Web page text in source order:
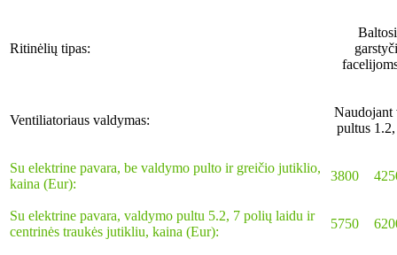
Ritinėlių tipas:
Ventiliatoriaus valdymas:
Naudojant
pultus
Su elektrine pavara, be valdymo pulto ir greičio jutiklio,
kaina (Eur):
3800
Su elektrine pavara, valdymo pultu 5.2, 7 polių laidu ir
centrinės traukės jutikliu, kaina (Eur):
5750